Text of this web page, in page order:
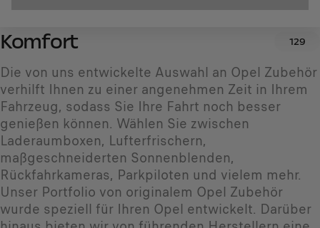
Komfort 129
Die von uns entwickelte Auswahl an Opel Zubehör
verhilft Ihnen zu einer angenehmen Zeit in Ihrem
Fahrzeug, sodass Sie Ihre Fahrt noch besser
genießen können. Wählen Sie zwischen
Laderaumboxen, Lufterfrischern,
maßgeschneiderten Sonnenblenden,
Rückfahrkameras, Parkpiloten und vielem mehr.
Unser Portfolio von originalem Opel Zubehör
wurde speziell für Ihren Opel entwickelt. Darüber